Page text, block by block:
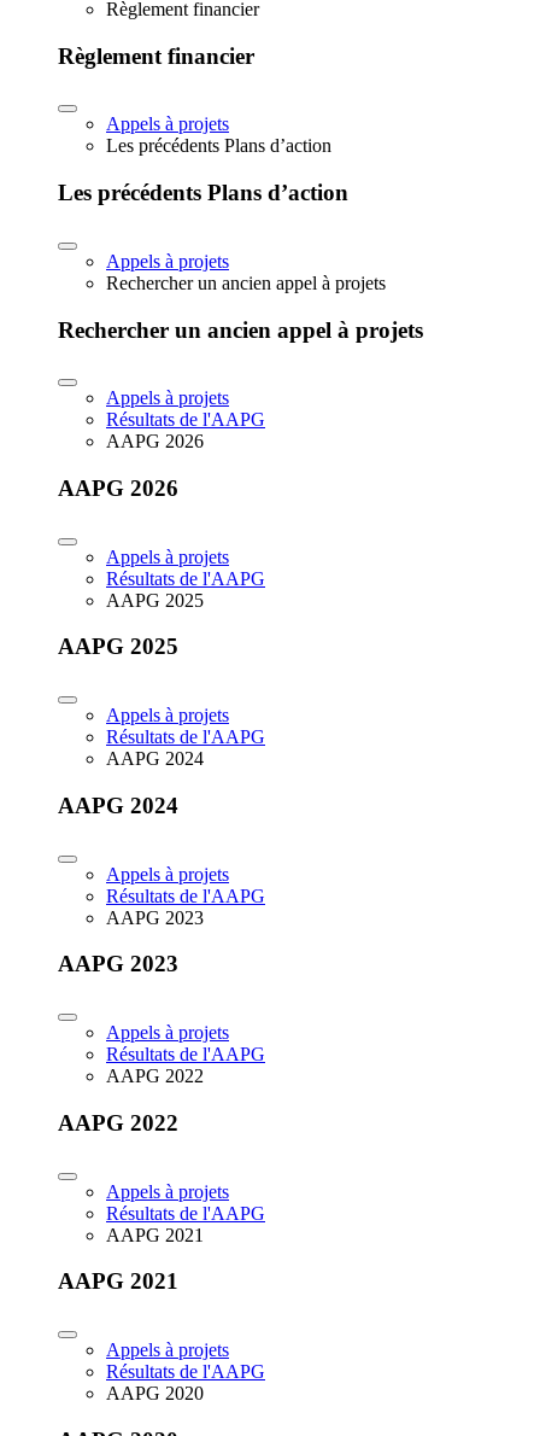
Règlement financier
Règlement financier
Appels à projets
Les précédents Plans d’action
Les précédents Plans d’action
Appels à projets
Rechercher un ancien appel à projets
Rechercher un ancien appel à projets
Appels à projets
Résultats de l'AAPG
AAPG 2026
AAPG 2026
Appels à projets
Résultats de l'AAPG
AAPG 2025
AAPG 2025
Appels à projets
Résultats de l'AAPG
AAPG 2024
AAPG 2024
Appels à projets
Résultats de l'AAPG
AAPG 2023
AAPG 2023
Appels à projets
Résultats de l'AAPG
AAPG 2022
AAPG 2022
Appels à projets
Résultats de l'AAPG
AAPG 2021
AAPG 2021
Appels à projets
Résultats de l'AAPG
AAPG 2020